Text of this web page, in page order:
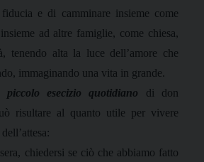
e di camminare insieme come
ad altre famiglie, come chiesa,
tenendo alta la luce dell’amore che
immaginando una vita in grande.
esecizio quotidiano
di don
risultare al quanto utile per vivere
chiedersi se ciò che abbiamo fatto